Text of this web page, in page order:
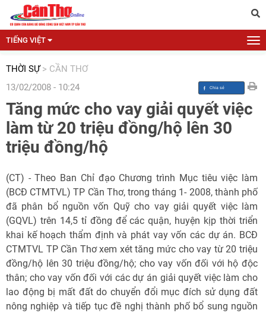
TIẾNG VIỆT
THỜI SỰ > CẦN THƠ
13/02/2008 - 10:24
Tăng mức cho vay giải quyết việc
làm từ 20 triệu đồng/hộ lên 30
triệu đồng/hộ
(CT) - Theo Ban Chỉ đạo Chương trình Mục tiêu việc làm
(BCĐ CTMTVL) TP Cần Thơ, trong tháng 1- 2008, thành phố
đã phân bổ nguồn vốn Quỹ cho vay giải quyết việc làm
(GQVL) trên 14,5 tỉ đồng để các quận, huyện kịp thời triển
khai kế hoạch thẩm định và phát vay vốn các dự án. BCĐ
CTMTVL TP Cần Thơ xem xét tăng mức cho vay từ 20 triệu
đồng/hộ lên 30 triệu đồng/hộ; cho vay vốn đối với hộ độc
thân; cho vay vốn đối với các dự án giải quyết việc làm cho
lao động bị mất đất do chuyển đổi mục đích sử dụng đất
nông nghiệp và tiếp tục đề nghị thành phố bổ sung nguồn